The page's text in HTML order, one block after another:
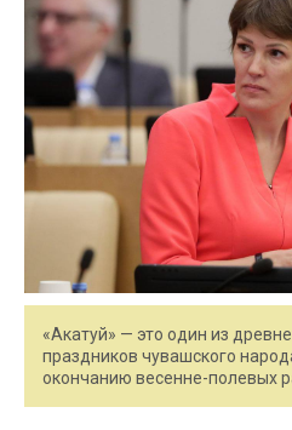
«Акатуй» — это один из
праздников чувашского
окончанию весенне-полевых